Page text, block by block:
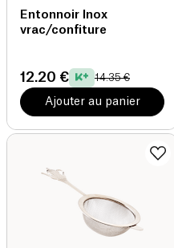
Entonnoir Inox
vrac/confiture
12.20 € 14.35 €
Ajouter au panier